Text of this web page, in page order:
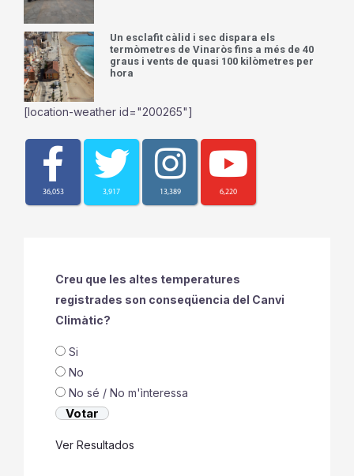
Un esclafit càlid i sec dispara els
termòmetres de Vinaròs fins a més de 40
graus i vents de quasi 100 kilòmetres per
hora
[location-weather id="200265"]
36,053 3,917 13,389 6,220
Creu que les altes temperatures
registrades son conseqüencia del Canvi
Climàtic?
Si
No
No sé / No m'ìnteressa
Ver Resultados